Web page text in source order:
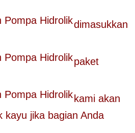
dimasukkan
paket
kami akan
kayu jika bagian Anda